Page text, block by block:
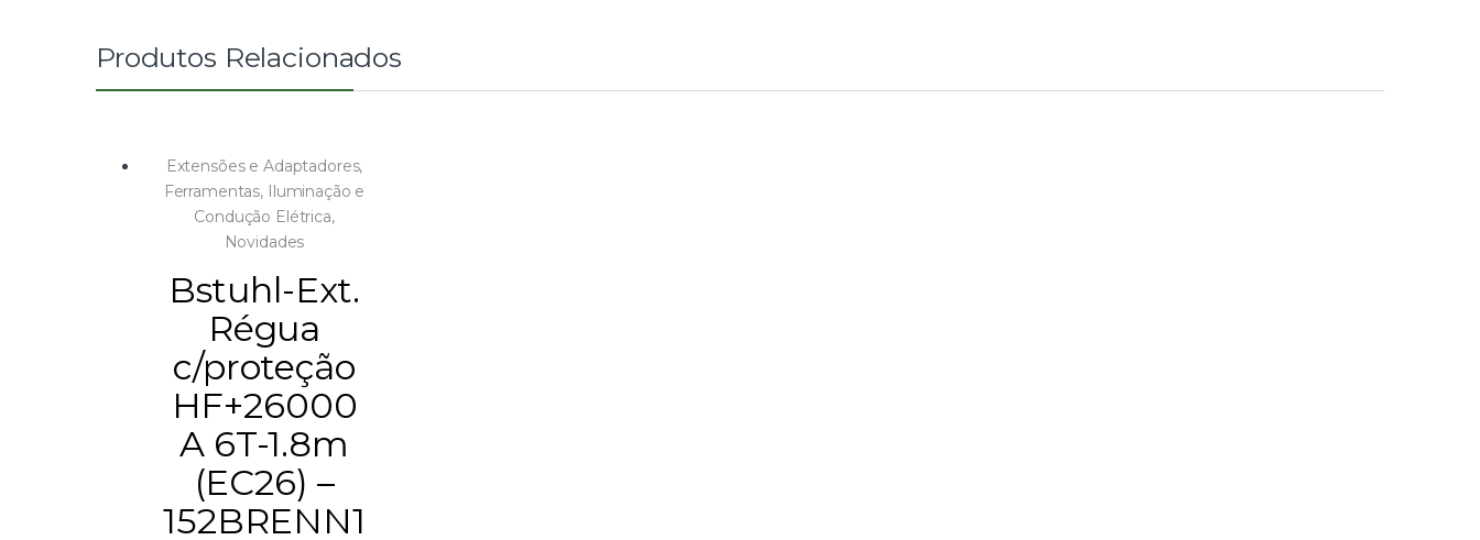
Produtos Relacionados
Extensões e Adaptadores,
Ferramentas, Iluminação e
Condução Elétrica,
Novidades
Bstuhl-Ext.
Régua
c/proteção
HF+26000
A 6T-1.8m
(EC26) –
152BRENN1